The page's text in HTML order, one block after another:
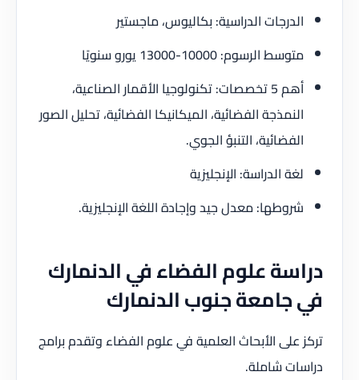
الدرجات الدراسية: بكاليوس، ماجستير
متوسط الرسوم: 10000-13000 يورو سنويًا
أهم 5 تخصصات: تكنولوجيا الأقمار الصناعية،
النمذجة الفضائية، الميكانيكا الفضائية، تحليل الصور
الفضائية، التنبؤ الجوي.
لغة الدراسة: الإنجليزية
شروطها: معدل جيد وإجادة اللغة الإنجليزية.
دراسة علوم الفضاء في الدنمارك
في جامعة جنوب الدنمارك
تركز على الأبحاث العلمية في علوم الفضاء وتقدم برامج
دراسات شاملة.